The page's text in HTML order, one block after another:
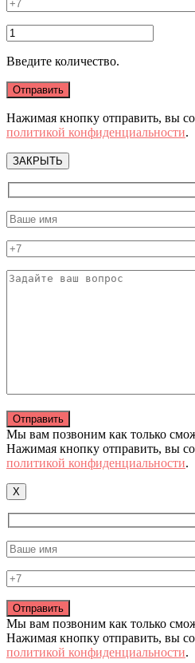
Введите количество.
Нажимая кнопку отправить, вы
политикой конфиденциальности.
ЗАКРЫТЬ
Мы вам позвоним как только
Нажимая кнопку отправить, вы
политикой конфиденциальности.
X
Мы вам позвоним как только
Нажимая кнопку отправить, вы
политикой конфиденциальности.